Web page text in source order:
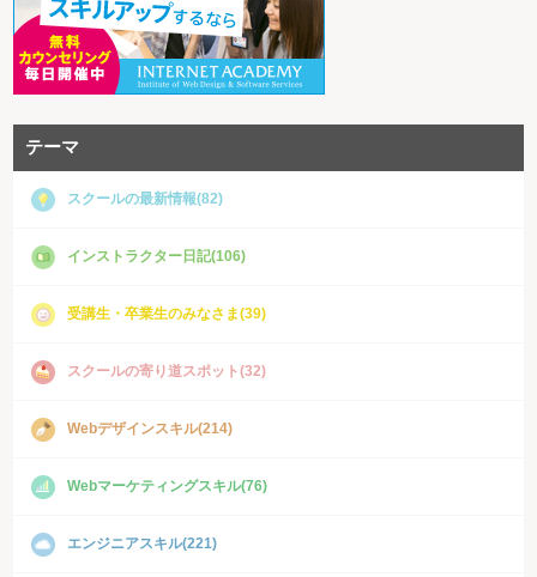
テーマ
スクールの最新情報(82)
インストラクター日記(106)
受講生・卒業生のみなさま(39)
スクールの寄り道スポット(32)
Webデザインスキル(214)
Webマーケティングスキル(76)
エンジニアスキル(221)